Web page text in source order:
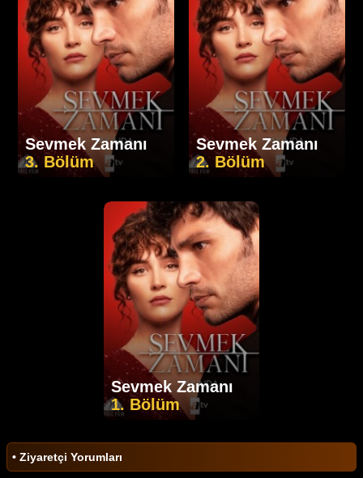
Sevmek Zamanı
3. Bölüm
Sevmek Zamanı
2. Bölüm
Sevmek Zamanı
1. Bölüm
• Ziyaretçi Yorumları